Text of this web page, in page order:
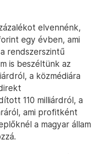
elvennénk,
egy évben, ami
rendszerszintű
is beszéltünk az
a közmédiára
110 milliárdról, a
ami profitként
a magyar állam